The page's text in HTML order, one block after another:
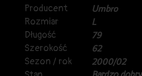
Producent
Umbro
Rozmiar
L
Długość
79
Szerokość
62
Sezon / rok
2000/02